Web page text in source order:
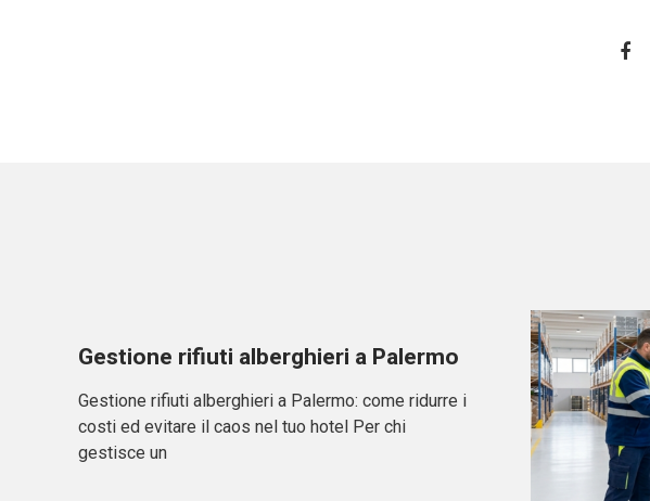
Gestione rifiuti alberghieri a Palermo
Gestione rifiuti alberghieri a Palermo: come ridurre i
costi ed evitare il caos nel tuo hotel Per chi
gestisce un